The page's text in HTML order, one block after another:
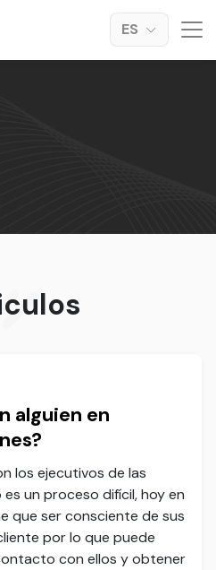
ES
alguien en
los ejecutivos de las
un proceso difícil, hoy en
que ser consciente de sus
por lo que puede
con ellos y obtener